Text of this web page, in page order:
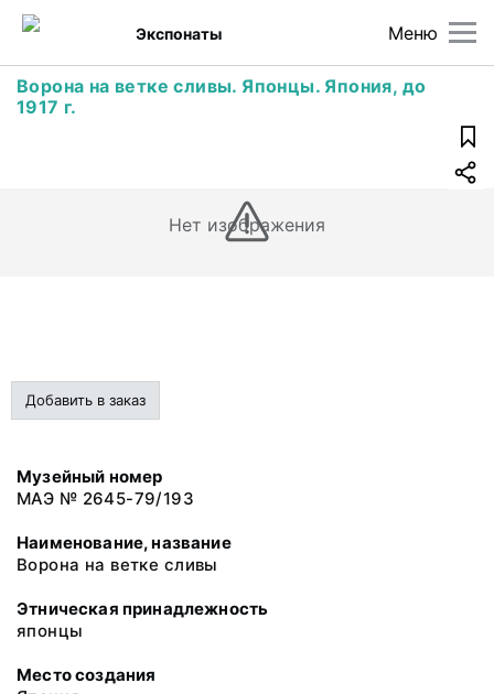
Меню
Экспонаты
Ворона на ветке сливы. Японцы. Япония, до
1917 г.
Нет изображения
Добавить в заказ
Музейный номер
МАЭ № 2645-79/193
Наименование, название
Ворона на ветке сливы
Этническая принадлежность
японцы
Место создания